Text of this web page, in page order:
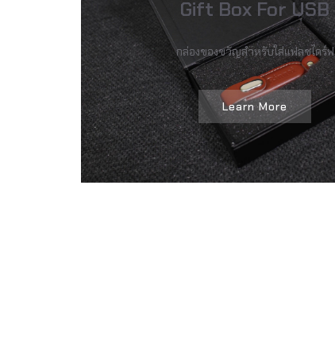
Gift Box For USB
กล่องของขวัญสำหรับใส่แฟลชไดร์ฟ
Learn More